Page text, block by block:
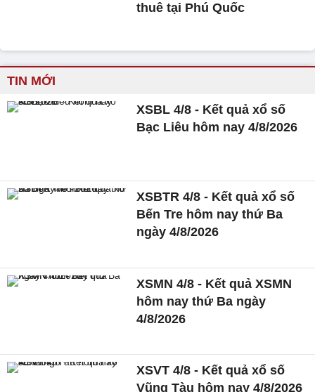
thuê tại Phú Quốc
TIN MỚI
XSBL 4/8 - Kết quả xổ số
Bạc Liêu hôm nay 4/8/2026
XSBTR 4/8 - Kết quả xổ số
Bến Tre hôm nay thứ Ba
ngày 4/8/2026
XSMN 4/8 - Kết quả XSMN
hôm nay thứ Ba ngày
4/8/2026
XSVT 4/8 - Kết quả xổ số
Vũng Tàu hôm nay 4/8/2026